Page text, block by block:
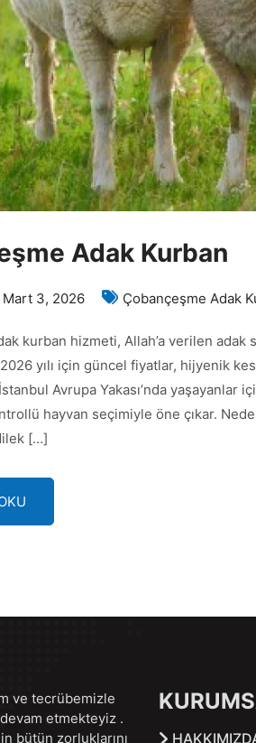
Adak Kurban
Mart 3, 2026 Çobançeşme Adak
kurban hizmeti, Allah’a verilen
yılı için güncel fiyatlar, hijyenik
Avrupa Yakası’nda
hayvan seçimiyle öne çıkar.
[…]
ve tecrübemizle
etmekteyiz .
bütün zorluklarını